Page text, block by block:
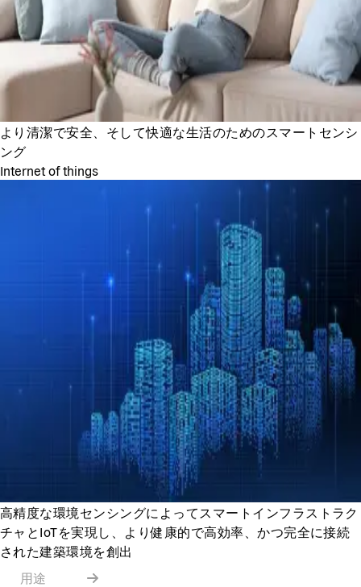
より清潔で安全、そして快適な生活のためのスマートセンシ
ング
Internet of things
高精度な環境センシングによってスマートインフラストラク
チャとIoTを実現し、より健康的で高効率、かつ完全に接続
された建築環境を創出
用途